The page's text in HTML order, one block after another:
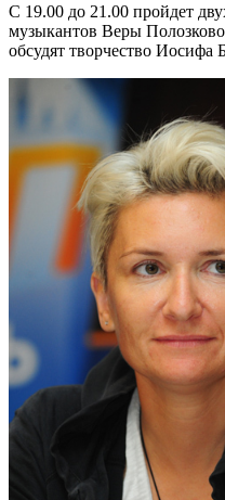
С 19.00 до 21.00 пройдет
музыкантов Веры
обсудят творчество Иосифа